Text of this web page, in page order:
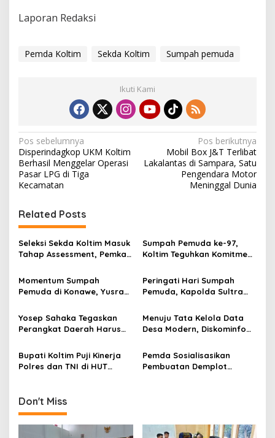
Laporan Redaksi
Pemda Koltim Sekda Koltim Sumpah pemuda
Ikuti Kami
N
a
v
i
g
a
s
i
p
o
s
Pos sebelumnya
Disperindagkop UKM Koltim
Berhasil Menggelar Operasi
Pasar LPG di Tiga
Kecamatan
Pos berikutnya
Mobil Box J&T Terlibat
Lakalantas di Sampara, Satu
Pengendara Motor
Meninggal Dunia
Related Posts
Seleksi Sekda Koltim Masuk
Tahap Assessment, Pemkab
Profesionalisme
Sumpah Pemuda ke-97,
Koltim Teguhkan Komitmen
Aparatur Berintegritas
Momentum Sumpah
Pemuda di Konawe, Yusran
Muda Tak Lupakan
Semangat 1928
Peringati Hari Sumpah
Pemuda, Kapolda Sultra
Jadi Motor Perubahan
Yosep Sahaka Tegaskan
Perangkat Daerah Harus
dan Konstruksi
Menuju Tata Kelola Data
Desa Modern, Diskominfo
Kapasitas Perangkat Desa
Bupati Koltim Puji Kinerja
Polres dan TNI di HUT
Pemda Sosialisasikan
Pembuatan Demplot
Don't Miss